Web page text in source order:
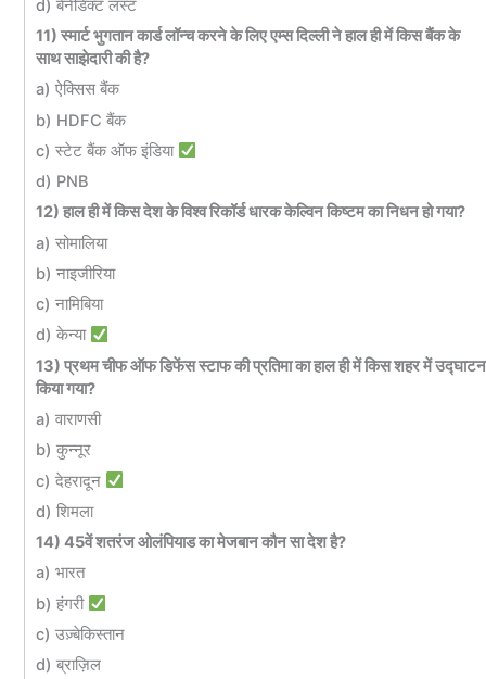
d) बेनेडिक्ट लस्ट
11) स्मार्ट भुगतान कार्ड लॉन्च करने के लिए एम्स दिल्ली ने हाल ही में किस बैंक के
साथ साझेदारी की है?
a) ऐक्सिस बैंक
b) HDFC बैंक
c) स्टेट बैंक ऑफ इंडिया
d) PNB
12) हाल ही में किस देश के विश्व रिकॉर्ड धारक केल्विन किष्टम का निधन हो गया?
a) सोमालिया
b) नाइजीरिया
c) नामिबिया
d) केन्या
13) प्रथम चीफ ऑफ डिफेंस स्टाफ की प्रतिमा का हाल ही में किस शहर में उद्घाटन
किया गया?
a) वाराणसी
b) कुन्नूर
c) देहरादून
d) शिमला
14) 45वें शतरंज ओलंपियाड का मेजबान कौन सा देश है?
a) भारत
b) हंगरी
c) उज़्बेकिस्तान
d) ब्राज़िल